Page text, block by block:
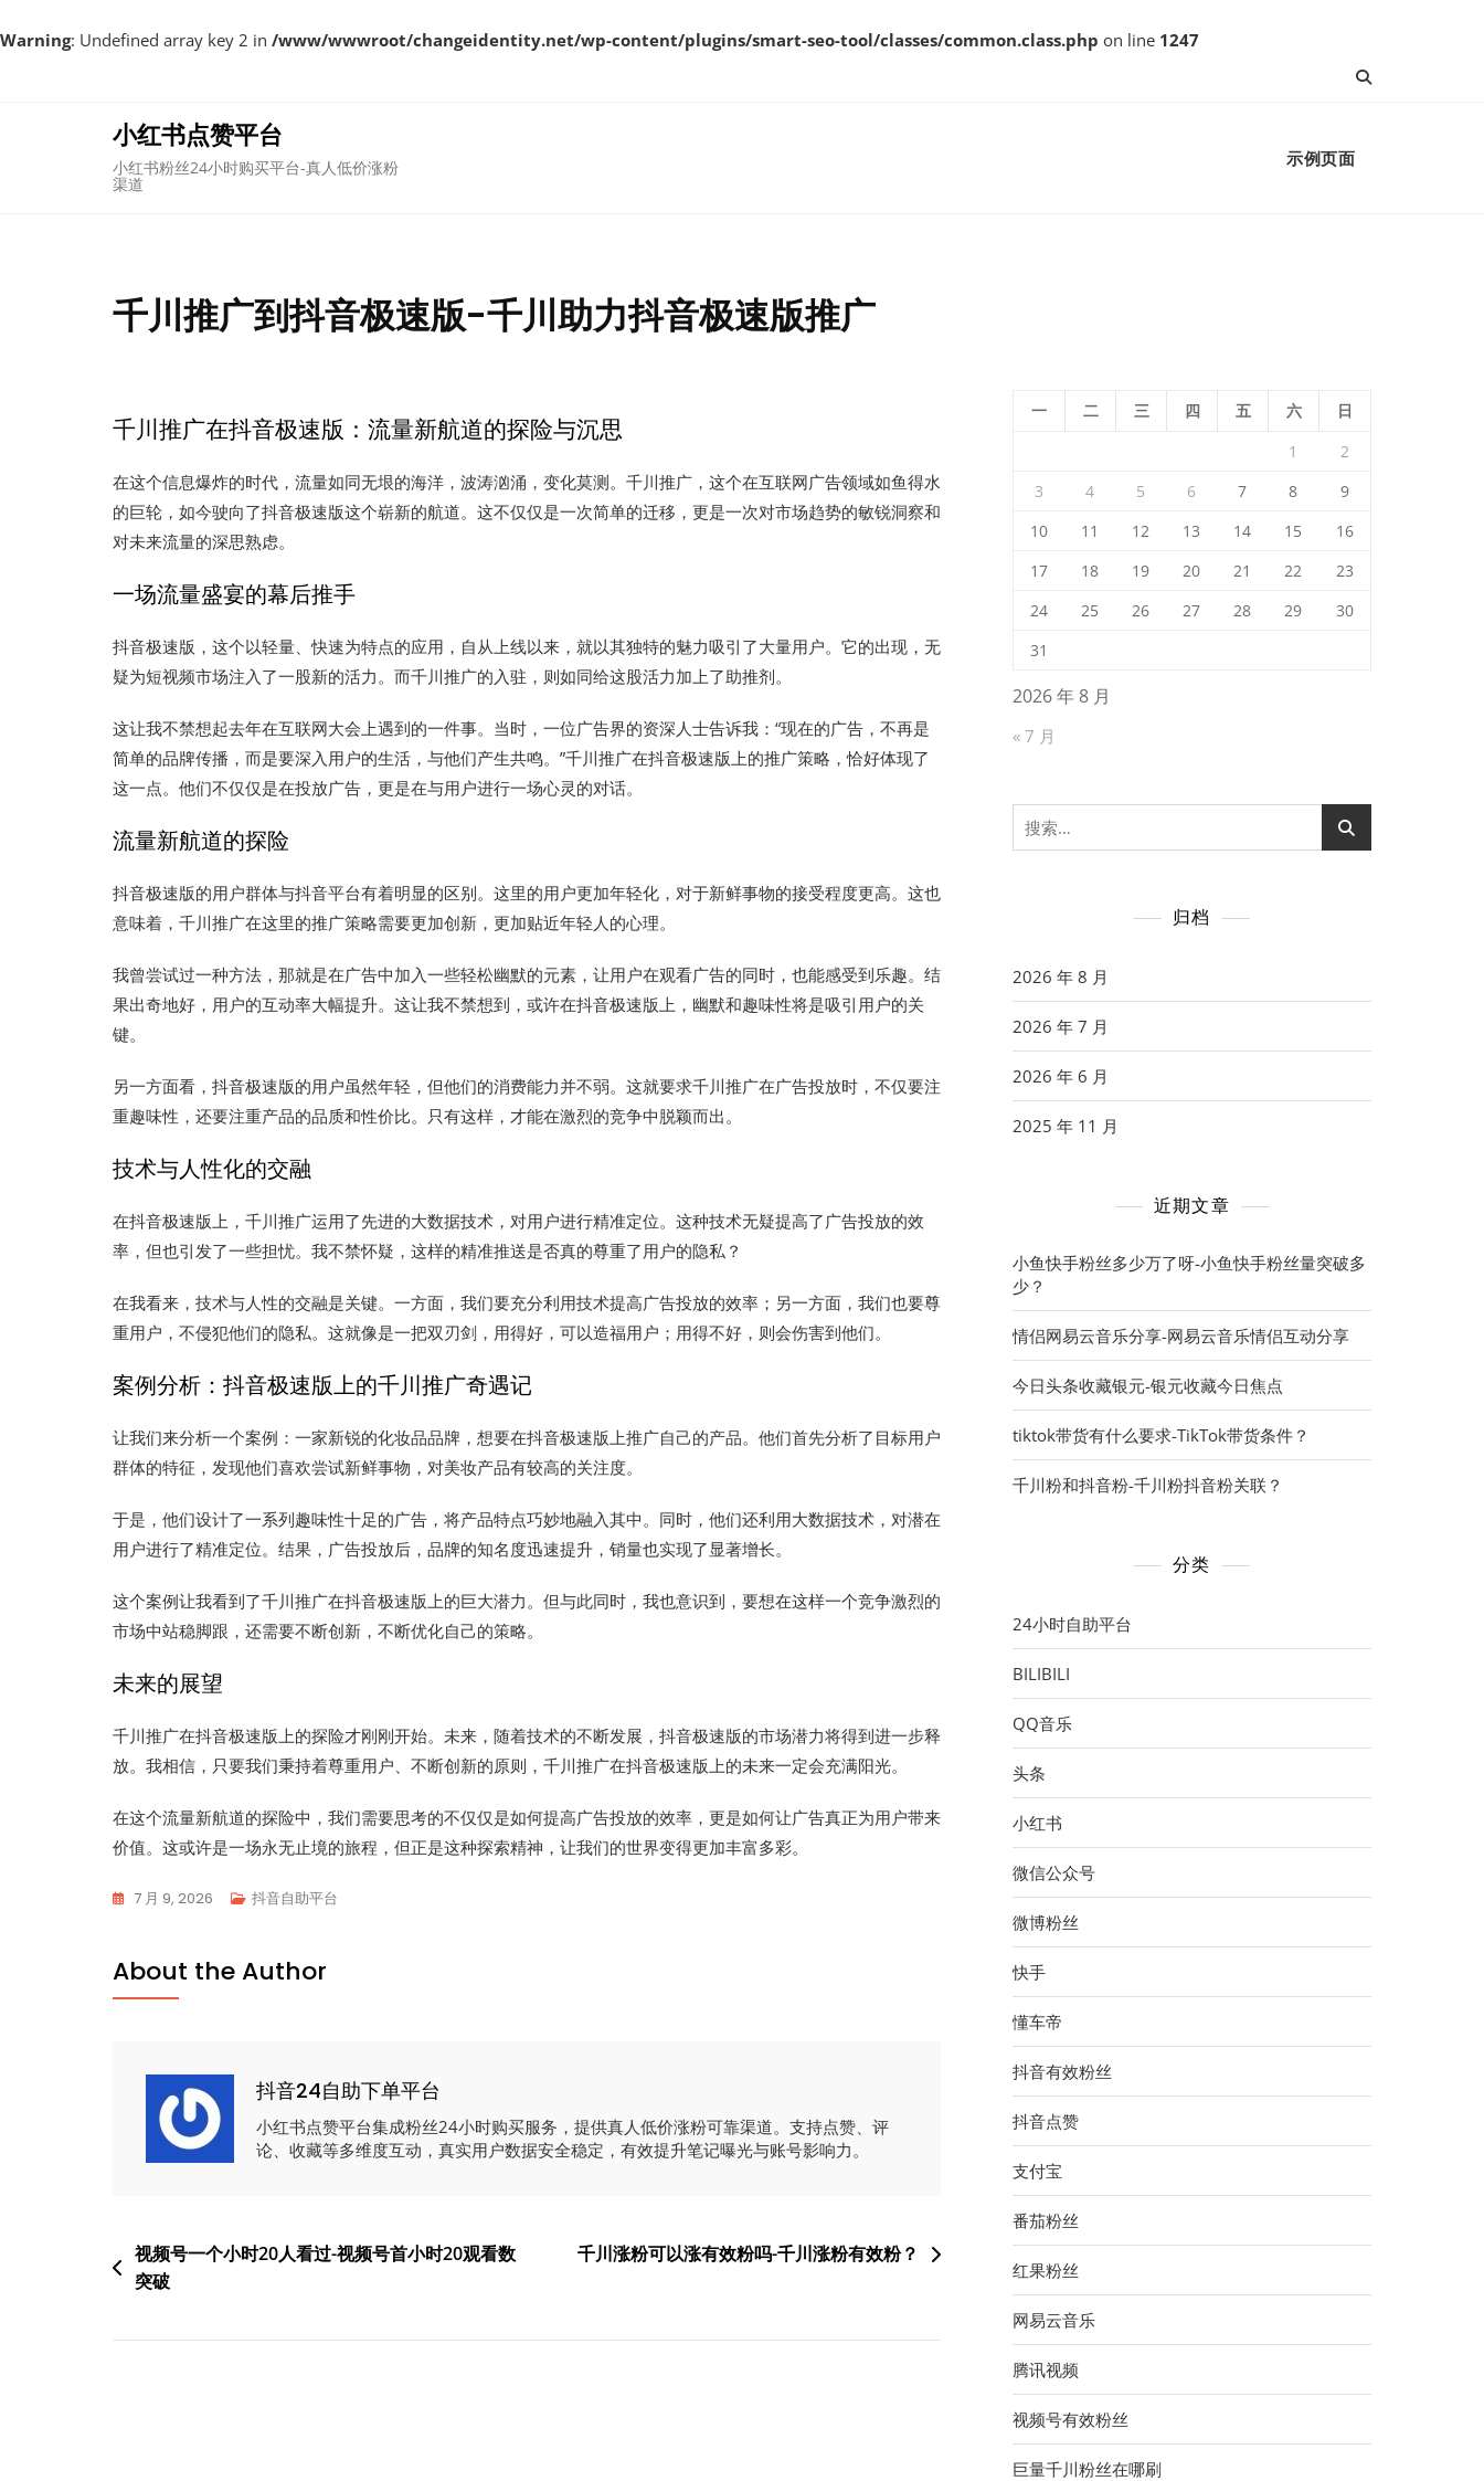
Warning: Undefined array key 2 in /www/wwwroot/changeidentity.net/wp-content/plugins/smart-seo-tool/classes/common.class.php on line 1247
小红书点赞平台
小红书粉丝24小时购买平台-真人低价涨粉
渠道
示例页面
千川推广到抖音极速版-千川助力抖音极速版推广
千川推广在抖音极速版：流量新航道的探险与沉思
在这个信息爆炸的时代，流量如同无垠的海洋，波涛汹涌，变化莫测。千川推广，这个在互联网广告领域如鱼得水
的巨轮，如今驶向了抖音极速版这个崭新的航道。这不仅仅是一次简单的迁移，更是一次对市场趋势的敏锐洞察和
对未来流量的深思熟虑。
一场流量盛宴的幕后推手
抖音极速版，这个以轻量、快速为特点的应用，自从上线以来，就以其独特的魅力吸引了大量用户。它的出现，无
疑为短视频市场注入了一股新的活力。而千川推广的入驻，则如同给这股活力加上了助推剂。
这让我不禁想起去年在互联网大会上遇到的一件事。当时，一位广告界的资深人士告诉我：“现在的广告，不再是
简单的品牌传播，而是要深入用户的生活，与他们产生共鸣。”千川推广在抖音极速版上的推广策略，恰好体现了
这一点。他们不仅仅是在投放广告，更是在与用户进行一场心灵的对话。
流量新航道的探险
抖音极速版的用户群体与抖音平台有着明显的区别。这里的用户更加年轻化，对于新鲜事物的接受程度更高。这也
意味着，千川推广在这里的推广策略需要更加创新，更加贴近年轻人的心理。
我曾尝试过一种方法，那就是在广告中加入一些轻松幽默的元素，让用户在观看广告的同时，也能感受到乐趣。结
果出奇地好，用户的互动率大幅提升。这让我不禁想到，或许在抖音极速版上，幽默和趣味性将是吸引用户的关
键。
另一方面看，抖音极速版的用户虽然年轻，但他们的消费能力并不弱。这就要求千川推广在广告投放时，不仅要注
重趣味性，还要注重产品的品质和性价比。只有这样，才能在激烈的竞争中脱颖而出。
技术与人性化的交融
在抖音极速版上，千川推广运用了先进的大数据技术，对用户进行精准定位。这种技术无疑提高了广告投放的效
率，但也引发了一些担忧。我不禁怀疑，这样的精准推送是否真的尊重了用户的隐私？
在我看来，技术与人性的交融是关键。一方面，我们要充分利用技术提高广告投放的效率；另一方面，我们也要尊
重用户，不侵犯他们的隐私。这就像是一把双刃剑，用得好，可以造福用户；用得不好，则会伤害到他们。
案例分析：抖音极速版上的千川推广奇遇记
让我们来分析一个案例：一家新锐的化妆品品牌，想要在抖音极速版上推广自己的产品。他们首先分析了目标用户
群体的特征，发现他们喜欢尝试新鲜事物，对美妆产品有较高的关注度。
于是，他们设计了一系列趣味性十足的广告，将产品特点巧妙地融入其中。同时，他们还利用大数据技术，对潜在
用户进行了精准定位。结果，广告投放后，品牌的知名度迅速提升，销量也实现了显著增长。
这个案例让我看到了千川推广在抖音极速版上的巨大潜力。但与此同时，我也意识到，要想在这样一个竞争激烈的
市场中站稳脚跟，还需要不断创新，不断优化自己的策略。
未来的展望
千川推广在抖音极速版上的探险才刚刚开始。未来，随着技术的不断发展，抖音极速版的市场潜力将得到进一步释
放。我相信，只要我们秉持着尊重用户、不断创新的原则，千川推广在抖音极速版上的未来一定会充满阳光。
在这个流量新航道的探险中，我们需要思考的不仅仅是如何提高广告投放的效率，更是如何让广告真正为用户带来
价值。这或许是一场永无止境的旅程，但正是这种探索精神，让我们的世界变得更加丰富多彩。
7 月 9, 2026 抖音自助平台
About the Author
抖音24自助下单平台
小红书点赞平台集成粉丝24小时购买服务，提供真人低价涨粉可靠渠道。支持点赞、评
论、收藏等多维度互动，真实用户数据安全稳定，有效提升笔记曝光与账号影响力。
文
章
导
视频号一个小时20人看过-视频号首小时20观看数
突破
千川涨粉可以涨有效粉吗-千川涨粉有效粉？
2026 年 8 月
一 二 三 四 五 六
日
1
2
3
4 5 6 7 8
9
10
11 12 13 14 15
16
17
18 19 20 21 22
23
24
25 26 27 28 29
30
31
« 7 月
搜
索：
归档
2026 年 8 月
2026 年 7 月
2026 年 6 月
2025 年 11 月
近期文章
小鱼快手粉丝多少万了呀-小鱼快手粉丝量突破多
少？
情侣网易云音乐分享-网易云音乐情侣互动分享
今日头条收藏银元-银元收藏今日焦点
tiktok带货有什么要求-TikTok带货条件？
千川粉和抖音粉-千川粉抖音粉关联？
分类
24小时自助平台
BILIBILI
QQ音乐
头条
小红书
微信公众号
微博粉丝
快手
懂车帝
抖音有效粉丝
抖音点赞
支付宝
番茄粉丝
红果粉丝
网易云音乐
腾讯视频
视频号有效粉丝
巨量千川粉丝在哪刷